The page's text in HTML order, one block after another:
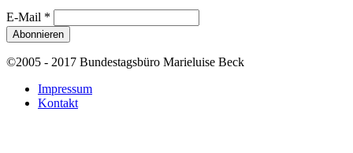
E-Mail *
©2005 - 2017 Bundestagsbüro Marieluise Beck
Impressum
Kontakt